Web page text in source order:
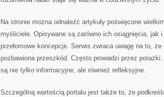
Na stronie można odnaleźć artykuły poświęcone
myśliciele. Opisywane są zarówno ich osiągnięcia, jak
przełomowe koncepcje. Serwis zwraca uwagę na to,
pozbawiona przeszkód. Często prowadzi przez
są nie tylko informacyjne, ale również refleksyjne.
Szczególną wartością portalu jest także to, że